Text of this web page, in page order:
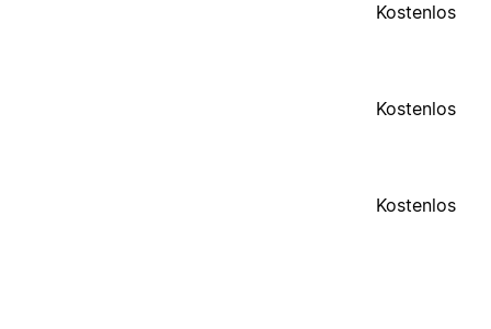
Kostenlos
Kostenlos
Kostenlos